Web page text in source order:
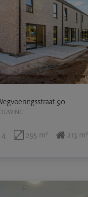
90
4 295 m² 213 m²